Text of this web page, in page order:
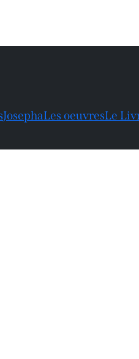
JosephaLes oeuvresLe